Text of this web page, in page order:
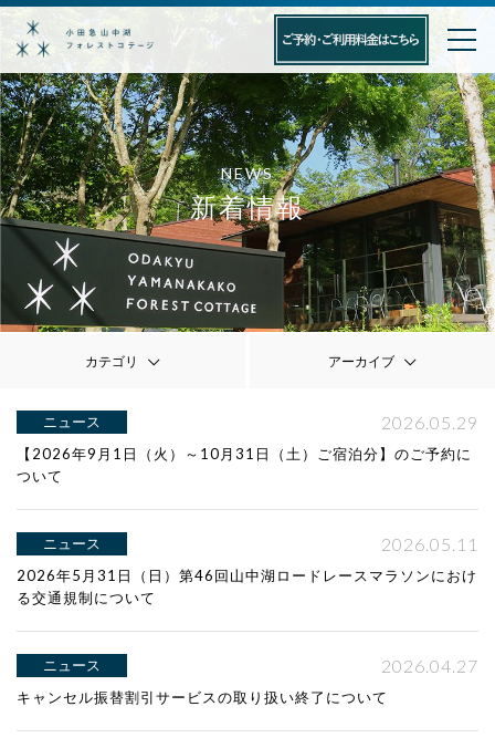
NEWS
新着情報
カテゴリ アーカイブ
ニュース 2026.05.29
【2026年9月1日（火）～10月31日（土）ご宿泊分】のご予約に
ついて
ニュース 2026.05.11
2026年5月31日（日）第46回山中湖ロードレースマラソンにおけ
る交通規制について
ニュース 2026.04.27
キャンセル振替割引サービスの取り扱い終了について